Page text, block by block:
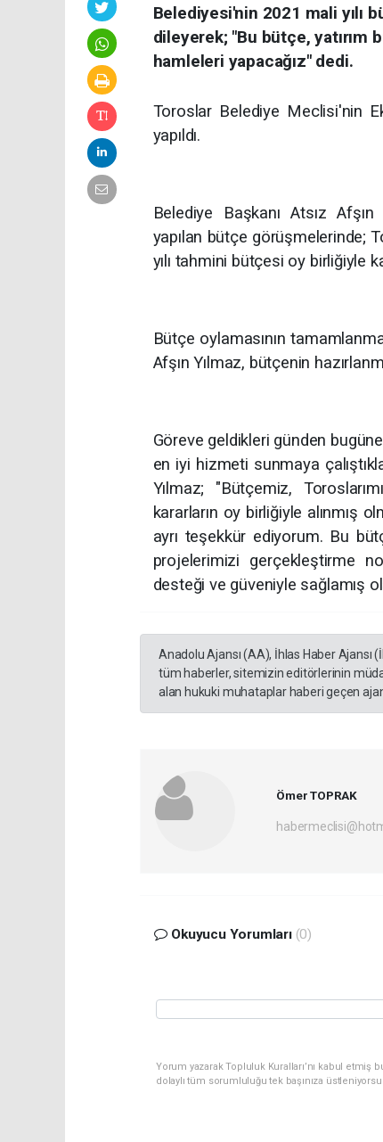
Belediyesi'nin 2021 mali yılı
dileyerek; "Bu bütçe, yatırım
hamleleri yapacağız" dedi.
Toroslar Belediye Meclisi'nin
yapıldı.
Belediye Başkanı Atsız
yapılan bütçe görüşmelerinde;
yılı tahmini bütçesi oy birliğiyle
Bütçe oylamasının
Afşın Yılmaz, bütçenin
Göreve geldikleri günden
en iyi hizmeti sunmaya
Yılmaz; "Bütçemiz,
kararların oy birliğiyle alınmış
ayrı teşekkür ediyorum. Bu
projelerimizi gerçekleştirme
desteği ve güveniyle sağlamış
Anadolu Ajansı (AA), İhlas Haber Ajansı
tüm haberler, sitemizin editörlerinin
alan hukuki muhataplar haberi geçen
Ömer TOPRAK
Okuyucu Yorumları (0)
Yorum yazarak Topluluk Kuralları’nı kabul etmiş
dolaylı tüm sorumluluğu tek başınıza